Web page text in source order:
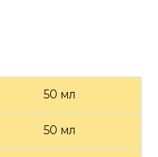
50 мл
50 мл